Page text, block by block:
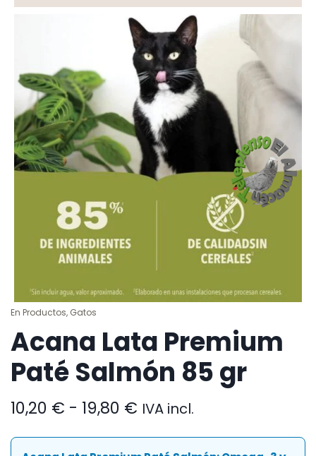
En Productos, Gatos
Acana Lata Premium
Paté Salmón 85 gr
10,20 € - 19,80 € Rango
precios:
IVA incl.